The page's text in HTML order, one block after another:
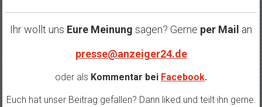
Ihr wollt uns Eure Meinung sagen? Gerne per Mail an
presse@anzeiger24.de
oder als Kommentar bei Facebook.
Euch hat unser Beitrag gefallen? Dann liked und teilt ihn gerne.